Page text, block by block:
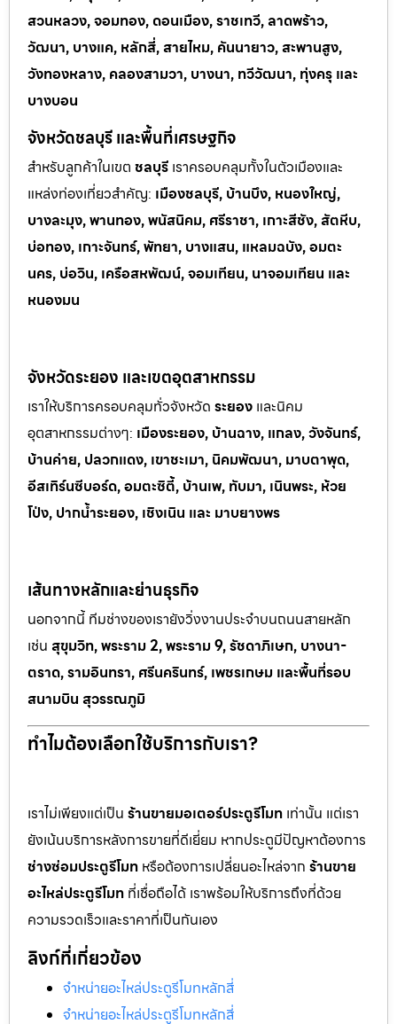
สวนหลวง, จอมทอง, ดอนเมือง, ราชเทวี, ลาดพร้าว,
วัฒนา, บางแค, หลักสี่, สายไหม, คันนายาว, สะพานสูง,
วังทองหลาง, คลองสามวา, บางนา, ทวีวัฒนา, ทุ่งครุ และ
บางบอน
จังหวัดชลบุรี และพื้นที่เศรษฐกิจ
สำหรับลูกค้าในเขต ชลบุรี เราครอบคลุมทั้งในตัวเมืองและ
แหล่งท่องเที่ยวสำคัญ: เมืองชลบุรี, บ้านบึง, หนองใหญ่,
บางละมุง, พานทอง, พนัสนิคม, ศรีราชา, เกาะสีชัง, สัตหีบ,
บ่อทอง, เกาะจันทร์, พัทยา, บางแสน, แหลมฉบัง, อมตะ
นคร, บ่อวิน, เครือสหพัฒน์, จอมเทียน, นาจอมเทียน และ
หนองมน
จังหวัดระยอง และเขตอุตสาหกรรม
เราให้บริการครอบคลุมทั่วจังหวัด ระยอง และนิคม
อุตสาหกรรมต่างๆ: เมืองระยอง, บ้านฉาง, แกลง, วังจันทร์,
บ้านค่าย, ปลวกแดง, เขาชะเมา, นิคมพัฒนา, มาบตาพุด,
อีสเทิร์นซีบอร์ด, อมตะซิตี้, บ้านเพ, ทับมา, เนินพระ, ห้วย
โป่ง, ปากน้ำระยอง, เชิงเนิน และ มาบยางพร
เส้นทางหลักและย่านธุรกิจ
นอกจากนี้ ทีมช่างของเรายังวิ่งงานประจำบนถนนสายหลัก
เช่น สุขุมวิท, พระราม 2, พระราม 9, รัชดาภิเษก, บางนา-
ตราด, รามอินทรา, ศรีนครินทร์, เพชรเกษม และพื้นที่รอบ
สนามบิน สุวรรณภูมิ
ทำไมต้องเลือกใช้บริการกับเรา?
เราไม่เพียงแต่เป็น ร้านขายมอเตอร์ประตูรีโมท เท่านั้น แต่เรา
ยังเน้นบริการหลังการขายที่ดีเยี่ยม หากประตูมีปัญหาต้องการ
ช่างซ่อมประตูรีโมท หรือต้องการเปลี่ยนอะไหล่จาก ร้านขาย
อะไหล่ประตูรีโมท ที่เชื่อถือได้ เราพร้อมให้บริการถึงที่ด้วย
ความรวดเร็วและราคาที่เป็นกันเอง
ลิงก์ที่เกี่ยวข้อง
จำหน่ายอะไหล่ประตูรีโมทหลักสี่
จำหน่ายอะไหล่ประตูรีโมทหลักสี่